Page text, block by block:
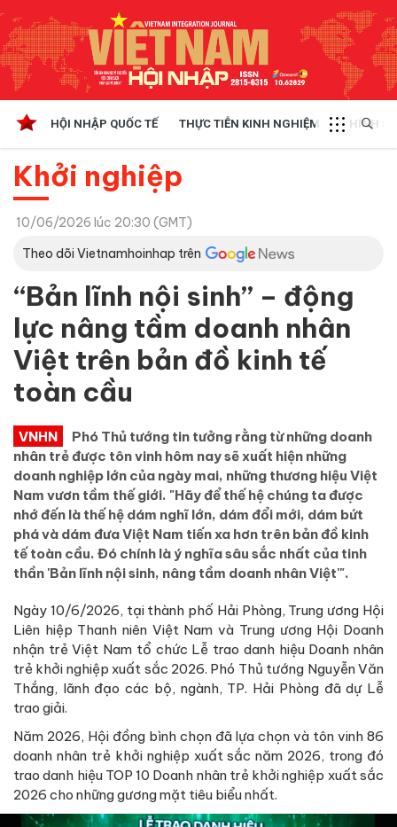
HỘI NHẬP QUỐC TẾ THỰC TIỄN KINH NGHIỆM CHÍNH
Khởi nghiệp
10/06/2026 lúc 20:30 (GMT)
Theo dõi Vietnamhoinhap trên
“Bản lĩnh nội sinh” – động
lực nâng tầm doanh nhân
Việt trên bản đồ kinh tế
toàn cầu
VNHN
Phó Thủ tướng tin tưởng rằng từ những doanh
nhân trẻ được tôn vinh hôm nay sẽ xuất hiện những
doanh nghiệp lớn của ngày mai, những thương hiệu Việt
Nam vươn tầm thế giới. "Hãy để thế hệ chúng ta được
nhớ đến là thế hệ dám nghĩ lớn, dám đổi mới, dám bứt
phá và dám đưa Việt Nam tiến xa hơn trên bản đồ kinh
tế toàn cầu. Đó chính là ý nghĩa sâu sắc nhất của tinh
thần 'Bản lĩnh nội sinh, nâng tầm doanh nhân Việt'".
Ngày 10/6/2026, tại thành phố Hải Phòng, Trung ương Hội
Liên hiệp Thanh niên Việt Nam và Trung ương Hội Doanh
nhận trẻ Việt Nam tổ chức Lễ trao danh hiệu Doanh nhân
trẻ khởi nghiệp xuất sắc 2026. Phó Thủ tướng Nguyễn Văn
Thắng, lãnh đạo các bộ, ngành, TP. Hải Phòng đã dự Lễ
trao giải.
Năm 2026, Hội đồng bình chọn đã lựa chọn và tôn vinh 86
doanh nhân trẻ khởi nghiệp xuất sắc năm 2026, trong đó
trao danh hiệu TOP 10 Doanh nhân trẻ khởi nghiệp xuất sắc
2026 cho những gương mặt tiêu biểu nhất.